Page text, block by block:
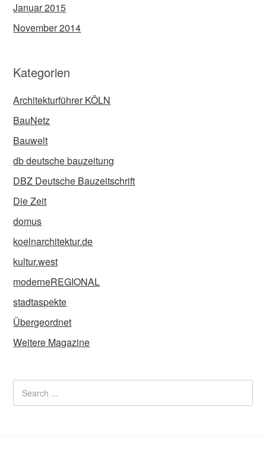
Januar 2015
November 2014
Kategorien
Architekturführer KÖLN
BauNetz
Bauwelt
db deutsche bauzeitung
DBZ Deutsche Bauzeitschrift
Die Zeit
domus
koelnarchitektur.de
kultur.west
moderneREGIONAL
stadtaspekte
Übergeordnet
Weitere Magazine